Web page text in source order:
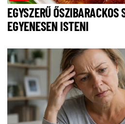
EGYSZERŰ ŐSZIBARACKOS
EGYENESEN ISTENI